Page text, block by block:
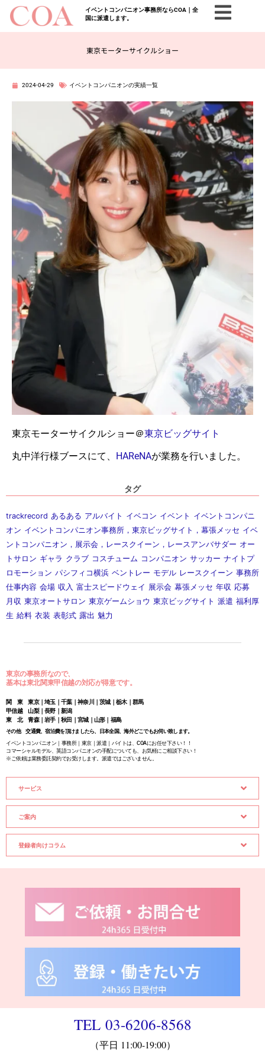
イベントコンパニオン事務所ならCOA｜全
国に派遣します。
東京モーターサイクルショー
2024-04-29 イベントコンパニオンの実績一覧
東京モーターサイクルショー＠東京ビッグサイト
丸中洋行様ブースにて、 HAReNAが業務を行いました。
タグ
trackrecord あるある アルバイト イベコン イベント イベントコンパニ
オン イベントコンパニオン事務所，東京ビッグサイト，幕張メッセ イベ
ントコンパニオン，展示会，レースクイーン，レースアンバサダー オー
トサロン ギャラ クラブ コスチューム コンパニオン サッカー ナイトプ
ロモーション パシフィコ横浜 ベントレー モデル レースクイーン 事務所
仕事内容 会場 収入 富士スピードウェイ 展示会 幕張メッセ 年収 応募
月収 東京オートサロン 東京ゲームショウ 東京ビッグサイト 派遣 福利厚
生 給料 衣装 表彰式 露出 魅力
東京の事務所なので、
基本は東北関東甲信越の対応が得意です。
関 東 東京｜埼玉｜千葉｜神奈川｜茨城｜栃木｜群馬
甲信越 山梨｜長野｜新潟
東 北 青森｜岩手｜秋田｜宮城｜山形｜福島
その他 交通費、宿泊費を頂けましたら、日本全国、海外どこでもお伺い致します。
イベントコンパニオン｜事務所｜東京｜派遣｜バイトは、COAにお任せ下さい！！
コマーシャルモデル、英語コンパニオンの手配についても、お気軽にご相談下さい！
※ご依頼は業務委託契約でお受けします。派遣ではございません。
サービス
ご案内
登録者向けコラム
TEL 03-6206-8568
（平日 11:00-19:00）